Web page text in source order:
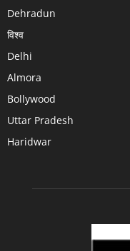
Dehradun
विश्व
Delhi
Almora
Bollywood
Uttar Pradesh
Haridwar